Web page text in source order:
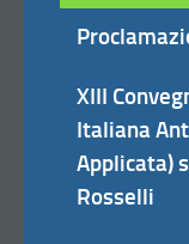
XIII
Italiana
Applicata)
Rosselli